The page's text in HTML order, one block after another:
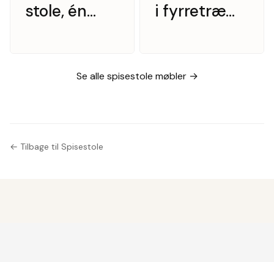
stole, én
i fyrretræ
Se alle spisestole møbler →
← Tilbage til Spisestole